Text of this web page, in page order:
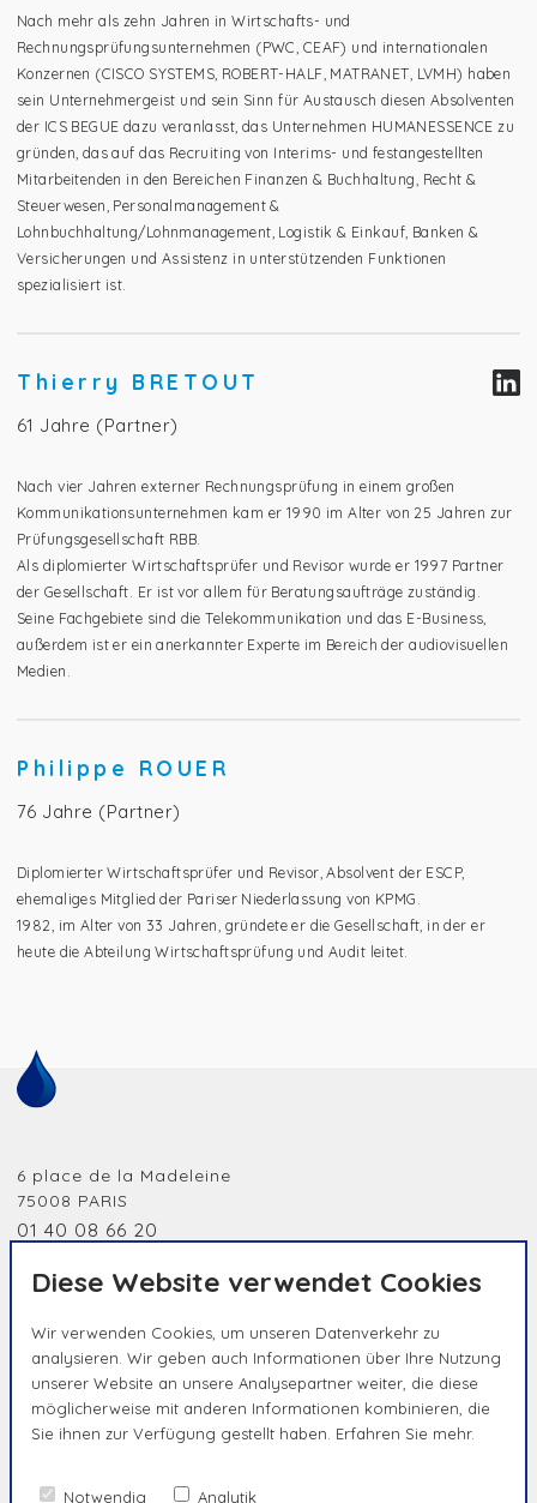
Diese Website verwendet Cookies
Wir verwenden Cookies, um unseren Datenverkehr zu
analysieren. Wir geben auch Informationen über Ihre Nutzung
unserer Website an unsere Analysepartner weiter, die diese
möglicherweise mit anderen Informationen kombinieren, die
Sie ihnen zur Verfügung gestellt haben. Erfahren Sie mehr.
Notwendig Analytik
Nach mehr als zehn Jahren in Wirtschafts- und
Rechnungsprüfungsunternehmen (PWC, CEAF) und internationalen
Konzernen (CISCO SYSTEMS, ROBERT-HALF, MATRANET, LVMH) haben
sein Unternehmergeist und sein Sinn für Austausch diesen Absolventen
der ICS BEGUE dazu veranlasst, das Unternehmen HUMANESSENCE zu
gründen, das auf das Recruiting von Interims- und festangestellten
Mitarbeitenden in den Bereichen Finanzen & Buchhaltung, Recht &
Steuerwesen, Personalmanagement &
Lohnbuchhaltung/Lohnmanagement, Logistik & Einkauf, Banken &
Versicherungen und Assistenz in unterstützenden Funktionen
spezialisiert ist.
Thierry BRETOUT
61 Jahre (Partner)
Nach vier Jahren externer Rechnungsprüfung in einem großen
Kommunikationsunternehmen kam er 1990 im Alter von 25 Jahren zur
Prüfungsgesellschaft RBB.
Als diplomierter Wirtschaftsprüfer und Revisor wurde er 1997 Partner
der Gesellschaft. Er ist vor allem für Beratungsaufträge zuständig.
Seine Fachgebiete sind die Telekommunikation und das E-Business,
außerdem ist er ein anerkannter Experte im Bereich der audiovisuellen
Medien.
Philippe ROUER
76 Jahre (Partner)
Diplomierter Wirtschaftsprüfer und Revisor, Absolvent der ESCP,
ehemaliges Mitglied der Pariser Niederlassung von KPMG.
1982, im Alter von 33 Jahren, gründete er die Gesellschaft, in der er
heute die Abteilung Wirtschaftsprüfung und Audit leitet.
6 place de la Madeleine
75008 PARIS
01 40 08 66 20
HUMAN BY NATURE, UNIQUE BY